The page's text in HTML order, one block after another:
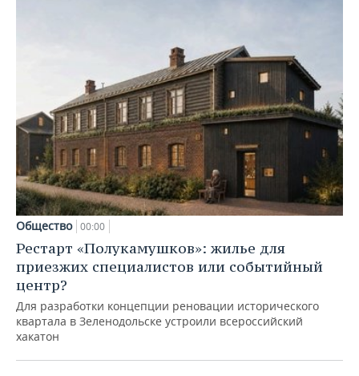
Общество 00:00
Рестарт «Полукамушков»: жилье для
приезжих специалистов или событийный
центр?
Для разработки концепции реновации исторического
квартала в Зеленодольске устроили всероссийский
хакатон